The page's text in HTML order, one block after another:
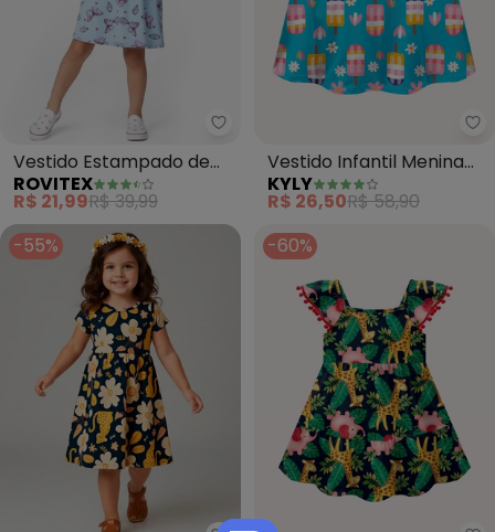
Rovitex - Vestido Estampado
Vestido Estampado de
Alcinha Biju Kids (Azul)
ROVITEX
R$ 21,99R$ 39,99
Vestido Infantil Menina
Picolés (Azul)
KYLY
R$ 26,50R$ 58,90
-55%
-60%